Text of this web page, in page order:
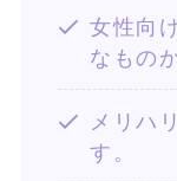
女性向
なもの
メリハ
す。